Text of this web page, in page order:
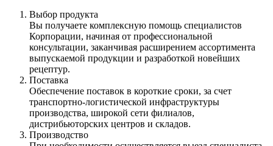
Выбор продукта
Вы получаете комплексную помощь специалистов
Корпорации, начиная от профессиональной
консультации, заканчивая расширением ассортимента
выпускаемой продукции и разработкой новейших
рецептур.
Поставка
Обеспечение поставок в короткие сроки, за счет
транспортно-логистической инфраструктуры
производства, широкой сети филиалов,
дистрибьюторских центров и складов.
Производство